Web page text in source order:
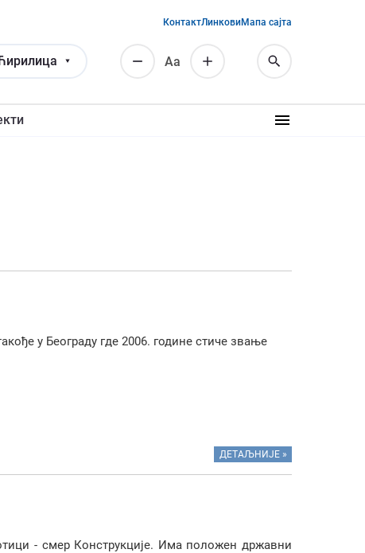
Аа
КонтактЛинковиМапа сајта
у Београду где 2006. године стиче звање
ДЕТАЉНИЈЕ »
- смер Конструкције. Има положен државни